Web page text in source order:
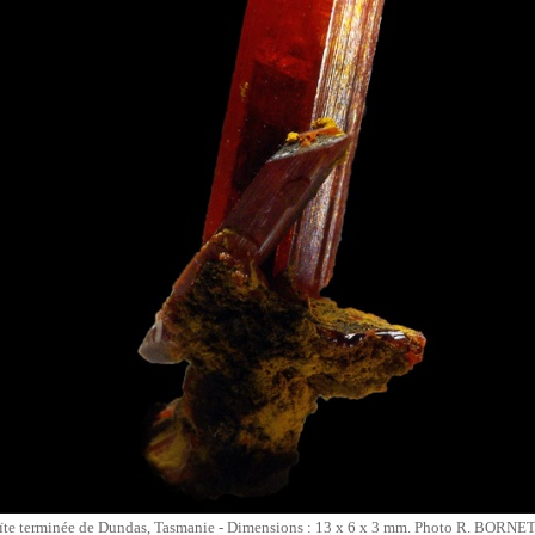
terminée de Dundas, Tasmanie - Dimensions : 13 x 6 x 3 mm. Photo R. BORNET